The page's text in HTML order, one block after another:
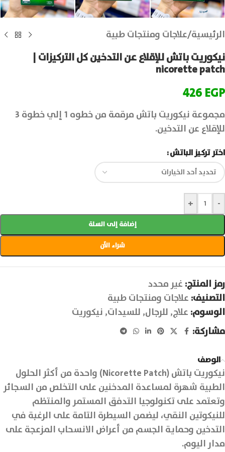
الرئيسية/علاجات ومنتجات طبية
نيكوريت باتش للإقلاع عن التدخين كل التركيزات |
nicorette patch
426EGP
مجموعة نيكوريت باتش مرقمة من خطوه 1 إلي خطوة 3
للإقلاع عن التدخين.
اختر تركيز الباتش
-
+
إضافة إلى السلة
شراء الآن
رمز المنتج: غير محدد
التصنيف: علاجات ومنتجات طبية
الوسوم: علاج, للرجال, للسيدات, نيكوريت
مشاركة:
الوصف
نيكوريت باتش (Nicorette Patch) واحدة من أكثر الحلول
الطبية شهرة لمساعدة المدخنين على التخلص من السجائر
وتعتمد على تكنولوجيا التدفق المستمر والمنتظم
للنيكوتين النقي، ليضمن السيطرة التامة على الرغبة في
التدخين وحماية الجسم من أعراض الانسحاب المزعجة على
مدار اليوم.